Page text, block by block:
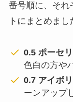
番号順に、それ
トにまとめまし
0.5 ポーセ
色白の方や
0.7 アイボ
ーンアップ